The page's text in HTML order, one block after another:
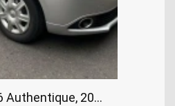
Authentique, 2020